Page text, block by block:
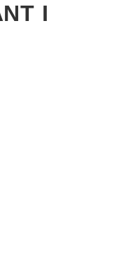
IS